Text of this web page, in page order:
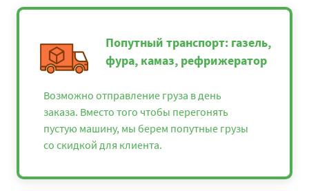
Попутный транспорт: газель,
фура, камаз, рефрижератор
Возможно отправление груза в день
заказа. Вместо того чтобы перегонять
пустую машину, мы берем попутные грузы
со скидкой для клиента.